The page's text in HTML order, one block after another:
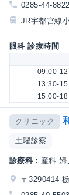
0285-44-8822
JR宇都宮線
眼科 診療時間
09:00-
13:30-
15:00-
クリニック
土曜診察
診療科： 産科 婦
〒3290414